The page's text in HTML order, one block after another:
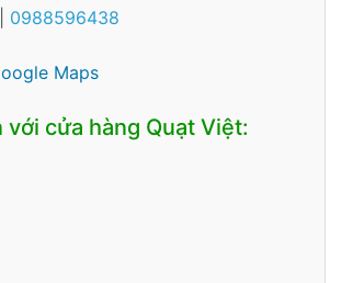
0988596438
Maps
với cửa hàng Quạt Việt: